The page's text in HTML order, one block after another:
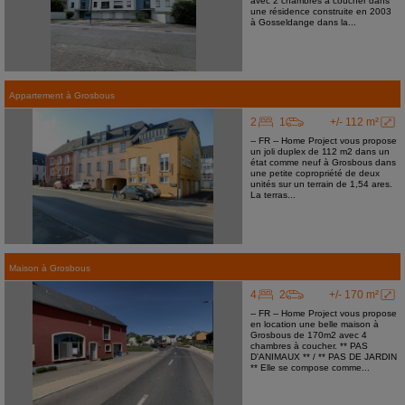
une résidence construite en 2003
à Gosseldange dans la...
Appartement à Grosbous
+/- 112 m²
2 1
-- FR -- Home Project vous propose
un joli duplex de 112 m2 dans un
état comme neuf à Grosbous dans
une petite copropriété de deux
unités sur un terrain de 1,54 ares.
La terras...
Maison à Grosbous
+/- 170 m²
4 2
-- FR -- Home Project vous propose
en location une belle maison à
Grosbous de 170m2 avec 4
chambres à coucher. ** PAS
D'ANIMAUX ** / ** PAS DE JARDIN
** Elle se compose comme...